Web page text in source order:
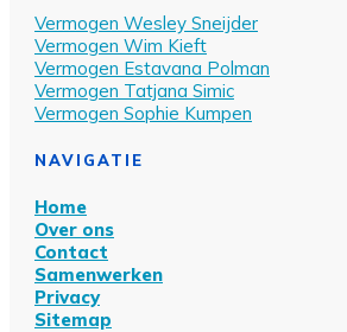
Vermogen Wesley Sneijder
Vermogen Wim Kieft
Vermogen Estavana Polman
Vermogen Tatjana Simic
Vermogen Sophie Kumpen
NAVIGATIE
Home
Over ons
Contact
Samenwerken
Privacy
Sitemap